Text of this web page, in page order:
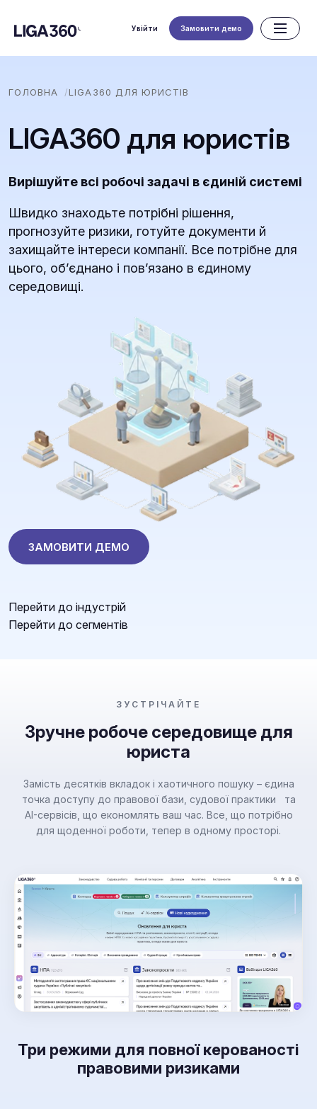
Увійти Замовити демо
ГОЛОВНА LIGA360 ДЛЯ ЮРИСТІВ
LIGA360 для юристів
Вирішуйте всі робочі задачі в єдиній системі
Швидко знаходьте потрібні рішення,
прогнозуйте ризики, готуйте документи й
захищайте інтереси компанії. Все потрібне для
цього, обʼєднано і повʼязано в єдиному
середовищі.
ЗАМОВИТИ ДЕМО
Перейти до індустрій
Перейти до сегментів
ЗУСТРІЧАЙТЕ
Зручне робоче середовище для
юриста
Замість десятків вкладок і хаотичного пошуку – єдина
точка доступу до правової бази, судової практики та
AI-сервісів, що економлять ваш час. Все, що потрібно
для щоденної роботи, тепер в одному просторі.
Три режими для повної керованості
правовими ризиками